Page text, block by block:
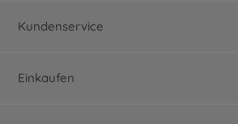
Kundenservice
Einkaufen